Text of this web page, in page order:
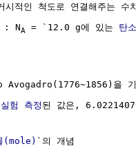
시적인 척도로 연결해주는 수
: N
A = `12.0 g에 있는 탄소
Avogadro(1776~1856)을 기
실험 측정 된 값은,
(mole) `의 개념